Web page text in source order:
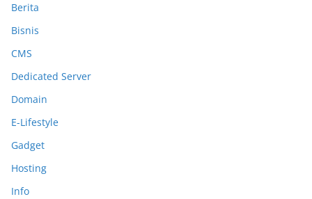
Berita
Bisnis
CMS
Dedicated Server
Domain
E-Lifestyle
Gadget
Hosting
Info